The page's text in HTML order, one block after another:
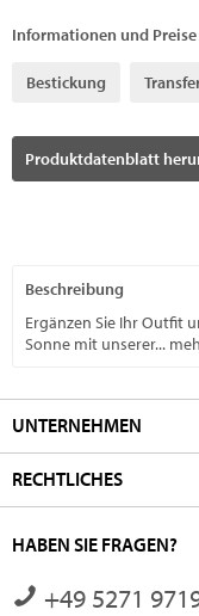
Informationen und
Bestickung
Produktdatenblatt
Beschreibung
Ergänzen Sie Ihr Outfit
Sonne mit unserer...
UNTERNEHMEN
RECHTLICHES
HABEN SIE FRAGEN?
+49 5271